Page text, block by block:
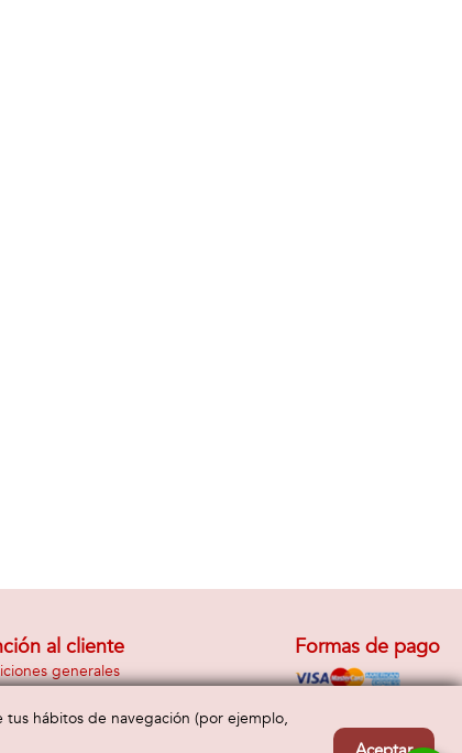
al cliente
generales
y devolución
Formas de pago
hábitos de navegación (por ejemplo,